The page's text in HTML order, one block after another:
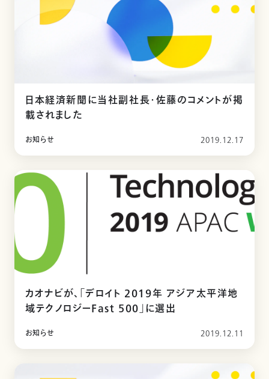
日本経済新聞に当社副社長・佐藤のコメントが掲
載されました
お知らせ 2019.12.17
カオナビが、「デロイト 2019年 アジア太平洋地
域テクノロジーFast 500」に選出
お知らせ 2019.12.11